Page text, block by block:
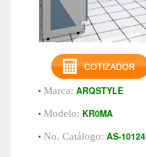
• Marca: ARQSTYLE
• Modelo: KR0MA
• No. Catálogo: AS-10124